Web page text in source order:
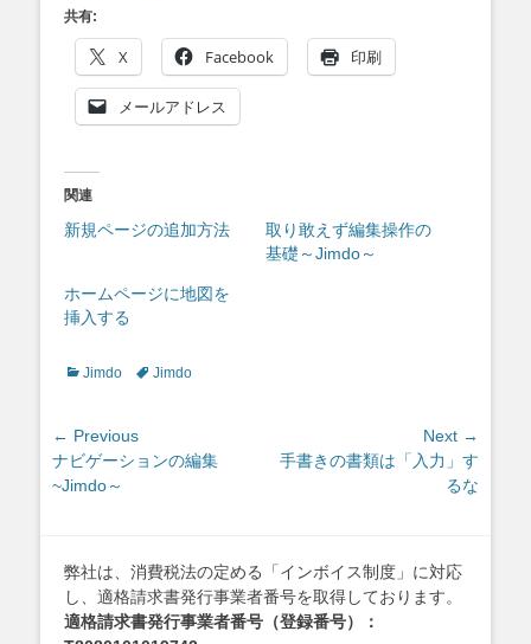
共有:
X Facebook 印刷
メールアドレス
関連
新規ページの追加方法
取り敢えず編集操作の
基礎～Jimdo～
ホームページに地図を
挿入する
Categories
Jimdo TagsJimdo
投
稿
ナ
ー
シ
ョ
← Previous
Previous
post:
ナビゲーションの編集
~Jimdo～
Next →
Next
手書きの書類は「入力」す
るな
弊社は、消費税法の定める「インボイス制度」に対応
し、適格請求書発行事業者番号を取得しております。
適格請求書発行事業者番号（登録番号）：